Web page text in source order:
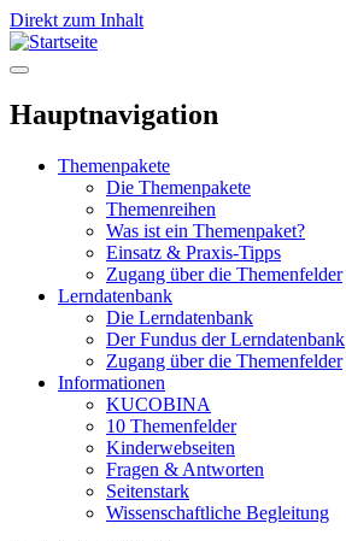
Direkt zum Inhalt
Hauptnavigation
Themenpakete
Die Themenpakete
Themenreihen
Was ist ein Themenpaket?
Einsatz & Praxis-Tipps
Zugang über die Themenfelder
Lerndatenbank
Die Lerndatenbank
Der Fundus der Lerndatenbank
Zugang über die Themenfelder
Informationen
KUCOBINA
10 Themenfelder
Kinderwebseiten
Fragen & Antworten
Seitenstark
Wissenschaftliche Begleitung